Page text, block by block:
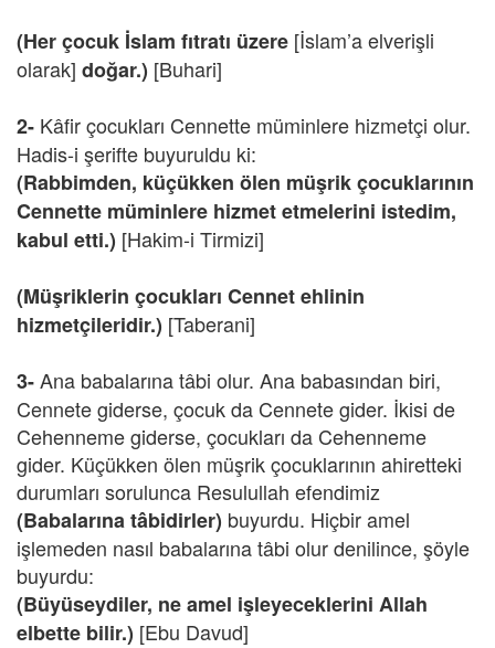
(Her çocuk İslam fıtratı üzere [İslam’a elverişli
olarak] doğar.) [Buhari]
2- Kâfir çocukları Cennette müminlere hizmetçi olur.
Hadis-i şerifte buyuruldu ki:
(Rabbimden, küçükken ölen müşrik çocuklarının
Cennette müminlere hizmet etmelerini istedim,
kabul etti.) [Hakim-i Tirmizi]
(Müşriklerin çocukları Cennet ehlinin
hizmetçileridir.) [Taberani]
3-Ana babalarına tâbi olur. Ana babasından biri,
Cennete giderse, çocuk da Cennete gider. İkisi de
Cehenneme giderse, çocukları da Cehenneme
gider. Küçükken ölen müşrik çocuklarının ahiretteki
durumları sorulunca Resulullah efendimiz
(Babalarına tâbidirler) buyurdu. Hiçbir amel
işlemeden nasıl babalarına tâbi olur denilince, şöyle
buyurdu:
(Büyüseydiler, ne amel işleyeceklerini Allah
elbette bilir.) [Ebu Davud]